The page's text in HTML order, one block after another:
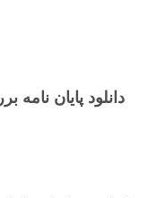
دانلود پایان